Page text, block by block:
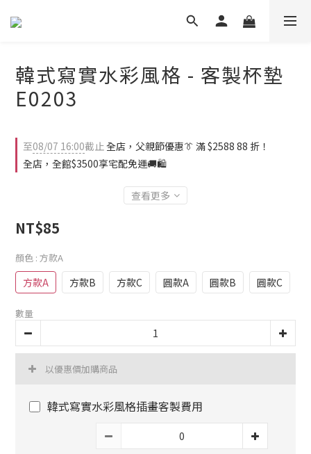
韓式寫實水彩風格 - 客製杯墊
E0203
至08/07 16:00截止全店，父親節優惠👔 滿 $2588 88 折！
全店，全館$3500享宅配免運🚚🛍️
查看更多
NT$85
顏色 : 方款A
方款A 方款B 方款C 圓款A 圓款B 圓款C
數量
以優惠價加購商品
韓式寫實水彩風格插畫客製費用